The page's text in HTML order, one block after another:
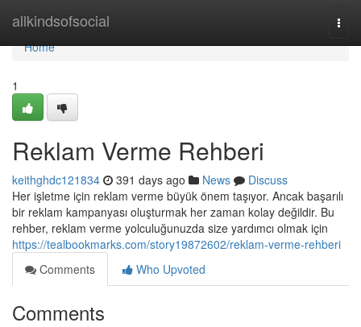
allkindsofsocial
Home
Home
1
Reklam Verme Rehberi
keithghdc121834 391 days ago News
Discuss
Her işletme için reklam verme büyük önem taşıyor. Ancak başarılı
bir reklam kampanyası oluşturmak her zaman kolay değildir. Bu
rehber, reklam verme yolculuğunuzda size yardımcı olmak için
https://tealbookmarks.com/story19872602/reklam-verme-rehberi
Comments
Who Upvoted
Comments